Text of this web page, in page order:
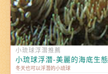
小琉球浮潛推薦
小琉球浮潛-美麗的海底生態
冬天也可以浮潛的小琉球